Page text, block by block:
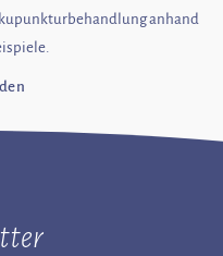
anhand